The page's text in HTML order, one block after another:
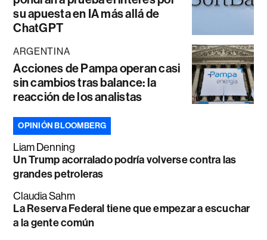
su apuesta en IA más allá de
ChatGPT
ARGENTINA
Acciones de Pampa operan casi
sin cambios tras balance: la
reacción de los analistas
OPINIÓN BLOOMBERG
Liam Denning
Un Trump acorralado podría volverse contra las
grandes petroleras
Claudia Sahm
La Reserva Federal tiene que empezar a escuchar
a la gente común